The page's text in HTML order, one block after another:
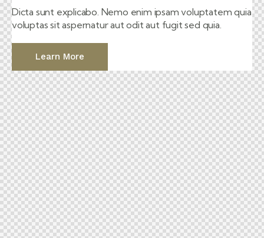
Dicta sunt explicabo. Nemo enim ipsam voluptatem quia
voluptas sit aspernatur aut odit aut fugit sed quia.
Learn More